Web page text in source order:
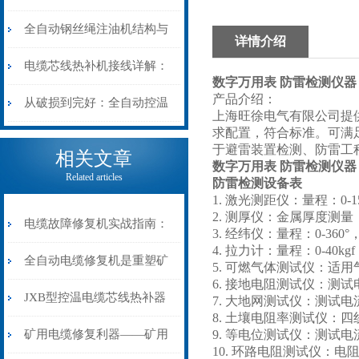
阻”到“波形特征”的精准诊
断逻辑
动电缆修复机的快速换型逻
辑
全自动钢丝绳注油机结构与
工作原理：揭秘高效润滑的
机械密码
电缆芯线热补机接线详解：
从入门到精通
从破损到完好：全自动控温
电缆热补机的核心价值
相关文章
Related articles
电缆故障修复机实战指南：
从“盲测”到“精确定点”的三
步作业法
全自动电缆修复机是重塑矿
山电力动脉的“智能外科医
生”
JXB型控温电缆芯线热补器
安装与接线：精准修复的工
矿用电缆修复利器——矿用
详情介绍
数字万用表 防雷检测仪器
产品介绍：
上海旺徐电气有限公司提
求配置，符合标准。可满
于避雷装置检测、防雷工
数字万用表 防雷检测仪器
防雷检测设备表
1. 激光测距仪：量程：0-
2. 测厚仪：金属厚度测
3. 经纬仪：量程：0-360°
4. 拉力计：量程：0-40kgf
5. 可燃气体测试仪：适
6. 接地电阻测试仪：测
7. 大地网测试仪：测试
8. 土壤电阻率测试仪：
9. 等电位测试仪：测试
10. 环路电阻测试仪：电